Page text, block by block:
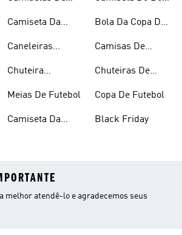
Camiseta Da
Caneleiras
Chuteira
Meias De Futebol
Camiseta Da
Bola Da Copa Do
Camisas De
Chuteiras De
Copa De Futebol
Black Friday
melhor atendê-lo e agradecemos seus